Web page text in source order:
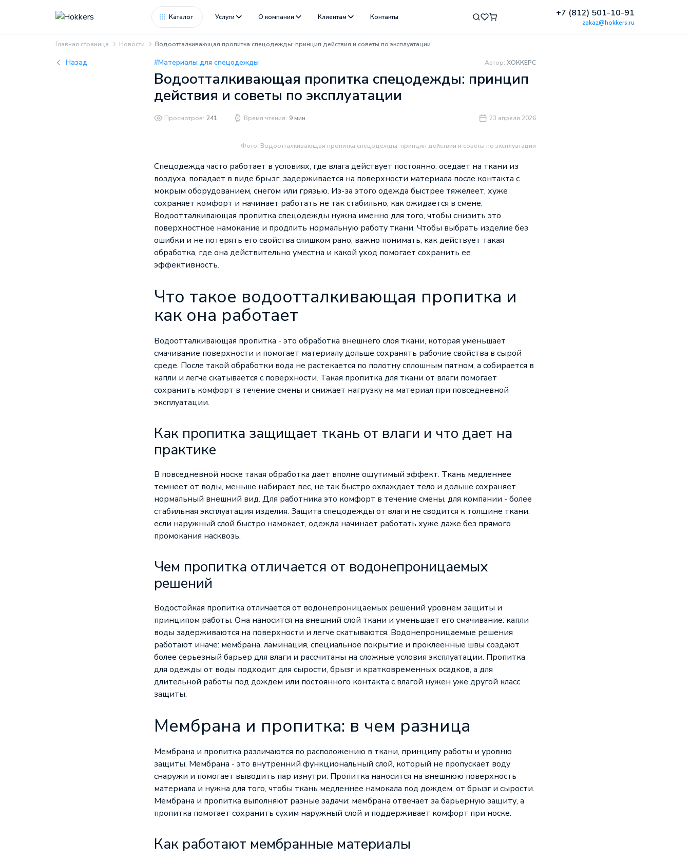
Каталог Услуги О компании Клиентам Контакты +7 (812) 501-10-91
zakaz@hokkers.ru
Главная страница Новости Водоотталкивающая пропитка спецодежды: принцип действия и советы по эксплуатации
Назад #Материалы для спецодежды Автор: ХОККЕРС
Водоотталкивающая пропитка спецодежды: принцип
действия и советы по эксплуатации
Просмотров: 241 Время чтения: 9 мин. 23 апреля 2026
Фото: Водоотталкивающая пропитка спецодежды: принцип действия и советы по эксплуатации
Спецодежда часто работает в условиях, где влага действует постоянно: оседает на ткани из
воздуха, попадает в виде брызг, задерживается на поверхности материала после контакта с
мокрым оборудованием, снегом или грязью. Из-за этого одежда быстрее тяжелеет, хуже
сохраняет комфорт и начинает работать не так стабильно, как ожидается в смене.
Водоотталкивающая пропитка спецодежды нужна именно для того, чтобы снизить это
поверхностное намокание и продлить нормальную работу ткани. Чтобы выбрать изделие без
ошибки и не потерять его свойства слишком рано, важно понимать, как действует такая
обработка, где она действительно уместна и какой уход помогает сохранить ее
эффективность.
Что такое водоотталкивающая пропитка и
как она работает
Водоотталкивающая пропитка - это обработка внешнего слоя ткани, которая уменьшает
смачивание поверхности и помогает материалу дольше сохранять рабочие свойства в сырой
среде. После такой обработки вода не растекается по полотну сплошным пятном, а собирается в
капли и легче скатывается с поверхности. Такая пропитка для ткани от влаги помогает
сохранить комфорт в течение смены и снижает нагрузку на материал при повседневной
эксплуатации.
Как пропитка защищает ткань от влаги и что дает на
практике
В повседневной носке такая обработка дает вполне ощутимый эффект. Ткань медленнее
темнеет от воды, меньше набирает вес, не так быстро охлаждает тело и дольше сохраняет
нормальный внешний вид. Для работника это комфорт в течение смены, для компании - более
стабильная эксплуатация изделия. Защита спецодежды от влаги не сводится к толщине ткани:
если наружный слой быстро намокает, одежда начинает работать хуже даже без прямого
промокания насквозь.
Чем пропитка отличается от водонепроницаемых
решений
Водостойкая пропитка отличается от водонепроницаемых решений уровнем защиты и
принципом работы. Она наносится на внешний слой ткани и уменьшает его смачивание: капли
воды задерживаются на поверхности и легче скатываются. Водонепроницаемые решения
работают иначе: мембрана, ламинация, специальное покрытие и проклеенные швы создают
более серьезный барьер для влаги и рассчитаны на сложные условия эксплуатации. Пропитка
для одежды от воды подходит для сырости, брызг и кратковременных осадков, а для
длительной работы под дождем или постоянного контакта с влагой нужен уже другой класс
защиты.
Мембрана и пропитка: в чем разница
Мембрана и пропитка различаются по расположению в ткани, принципу работы и уровню
защиты. Мембрана - это внутренний функциональный слой, который не пропускает воду
снаружи и помогает выводить пар изнутри. Пропитка наносится на внешнюю поверхность
материала и нужна для того, чтобы ткань медленнее намокала под дождем, от брызг и сырости.
Мембрана и пропитка выполняют разные задачи: мембрана отвечает за барьерную защиту, а
пропитка помогает сохранить сухим наружный слой и поддерживает комфорт при носке.
Как работают мембранные материалы